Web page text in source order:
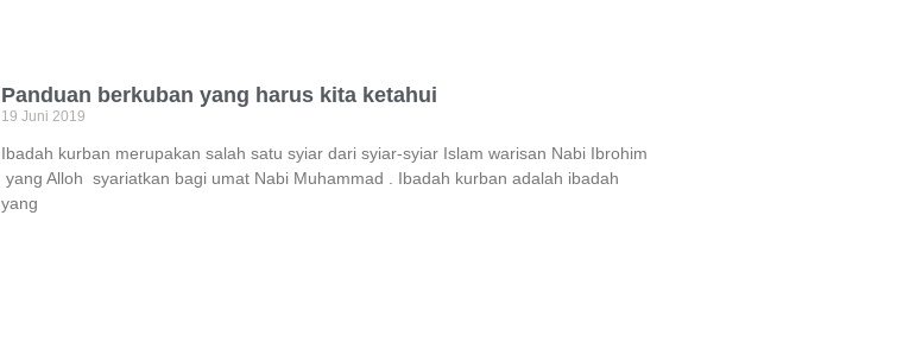
Panduan berkuban yang harus kita ketahui
19 Juni 2019
Ibadah kurban merupakan salah satu syiar dari syiar-syiar Islam warisan Nabi Ibrohim
yang Alloh syariatkan bagi umat Nabi Muhammad . Ibadah kurban adalah ibadah
yang